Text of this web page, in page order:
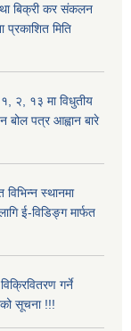
बिक्री कर संकलन
प्रकाशित मिति
२, १३ मा विधुतीय
बोल पत्र आह्वान बारे
स्थानमा
ई-विडिङ्ग मार्फत
गर्ने
सूचना !!!